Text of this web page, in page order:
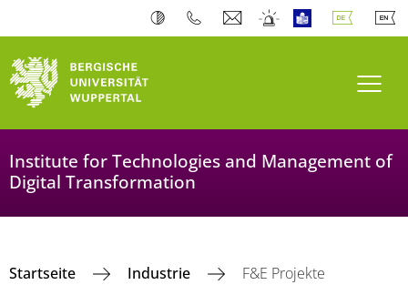
Institute for Technologies and Management of
Digital Transformation
Startseite Industrie F&E Projekte